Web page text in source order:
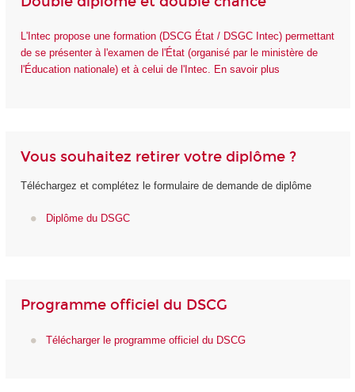
L'Intec propose une formation (DSCG État / DSGC Intec) permettant
de se présenter à l'examen de l'État (organisé par le ministère de
l'Éducation nationale) et à celui de l'Intec. En savoir plus
Vous souhaitez retirer votre diplôme ?
Téléchargez et complétez le formulaire de demande de diplôme
Diplôme du DSGC
Programme officiel du DSCG
Télécharger le programme officiel du DSCG